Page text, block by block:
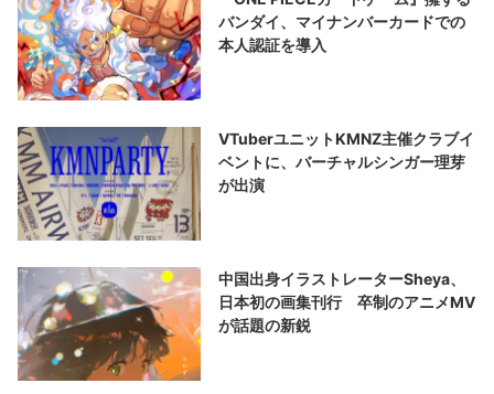
バンダイ、マイナンバーカードでの
本人認証を導入
VTuberユニットKMNZ主催クラブイ
ベントに、バーチャルシンガー理芽
が出演
中国出身イラストレーターSheya、
日本初の画集刊行 卒制のアニメMV
が話題の新鋭